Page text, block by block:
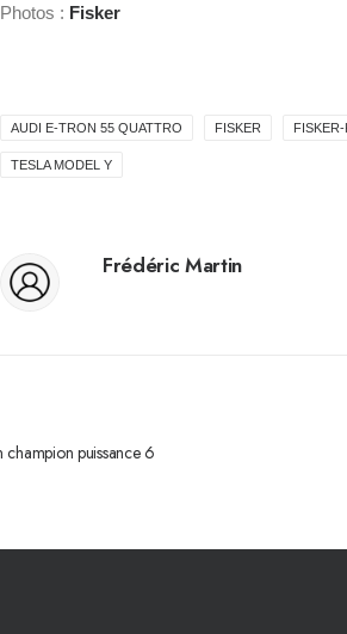
Photos : Fisker
AUDI E-TRON 55 QUATTRO FISKER
TESLA MODEL Y
Frédéric Martin
champion puissance 6